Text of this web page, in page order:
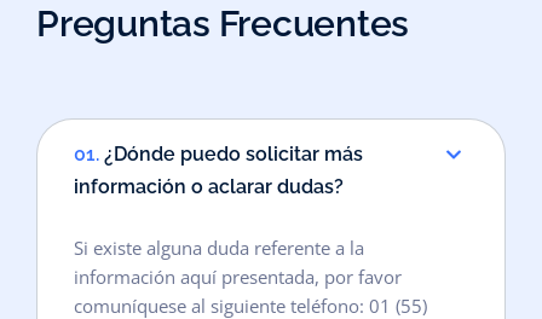
Preguntas Frecuentes
01. ¿Dónde puedo solicitar más
información o aclarar dudas?
Si existe alguna duda referente a la
información aquí presentada, por favor
comuníquese al siguiente teléfono: 01 (55)